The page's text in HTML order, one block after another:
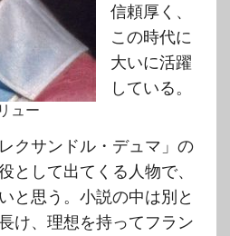
ュー
信頼厚く、
この時代に
大いに活躍
している。
クサンドル・デュマ」の
として出てくる人物で、
と思う。小説の中は別と
け、理想を持ってフラン